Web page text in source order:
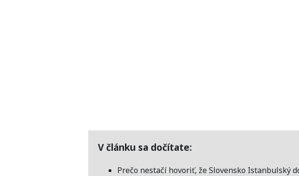
V článku sa dočítate:
Prečo nestačí hovoriť, že Slovensko Istanbulský